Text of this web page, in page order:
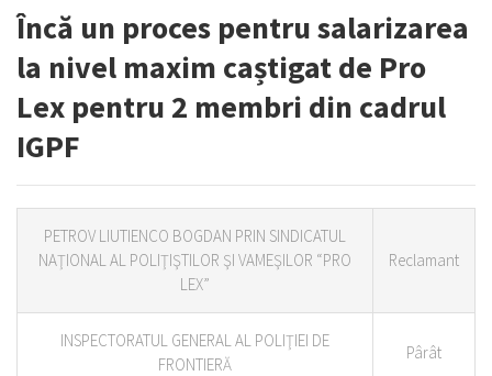
Încă un proces pentru salarizarea
la nivel maxim caștigat de Pro
Lex pentru 2 membri din cadrul
IGPF
PETROV LIUTIENCO BOGDAN PRIN SINDICATUL
NAŢIONAL AL POLIŢIŞTILOR ŞI VAMEŞILOR “PRO
LEX”
Reclamant
INSPECTORATUL GENERAL AL POLIŢIEI DE
FRONTIERĂ
Pârât